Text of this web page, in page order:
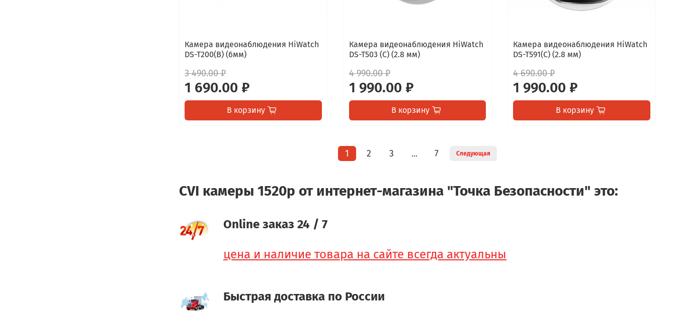
Камера видеонаблюдения HiWatch
DS-T200(B) (6мм)
3 490.00 ₽
1 690.00 ₽
В корзину
Камера видеонаблюдения HiWatch
DS-T503 (C) (2.8 мм)
4 990.00 ₽
1 990.00 ₽
В корзину
Камера видеонаблюдения HiWatch
DS-T591(C) (2.8 мм)
4 690.00 ₽
1 990.00 ₽
В корзину
1 2 3 … 7 Следующая
CVI камеры 1520p от интернет-магазина "Точка Безопасности" это:
Online заказ 24 / 7
цена и наличие товара на сайте всегда актуальны
Быстрая доставка по России